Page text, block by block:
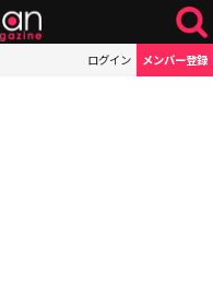
ログイン メンバー登録